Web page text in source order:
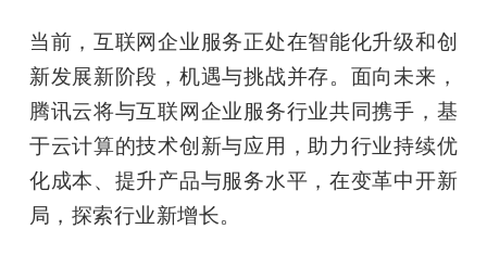
当前，互联网企业服务正处在智能化升级和创
新发展新阶段，机遇与挑战并存。面向未来，
腾讯云将与互联网企业服务行业共同携手，基
于云计算的技术创新与应用，助力行业持续优
化成本、提升产品与服务水平，在变革中开新
局，探索行业新增长。